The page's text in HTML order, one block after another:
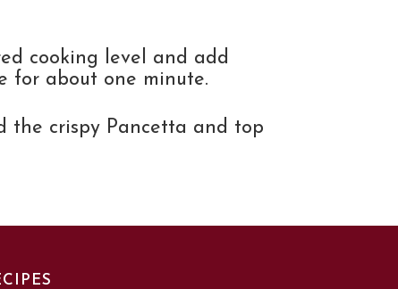
cooking level and add
for about one minute.
the crispy Pancetta and top